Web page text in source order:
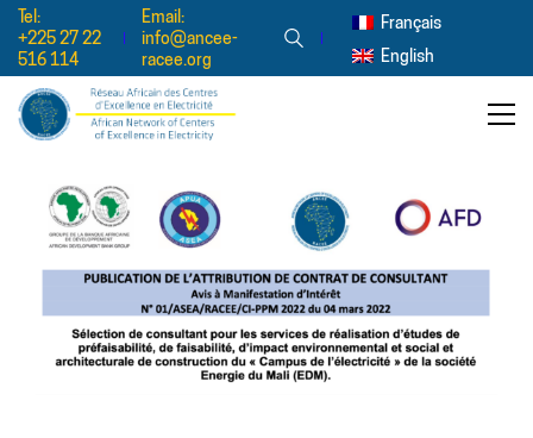
Tel:
+225 27 22
516 114
Email:
info@ancee-
racee.org
Français
English